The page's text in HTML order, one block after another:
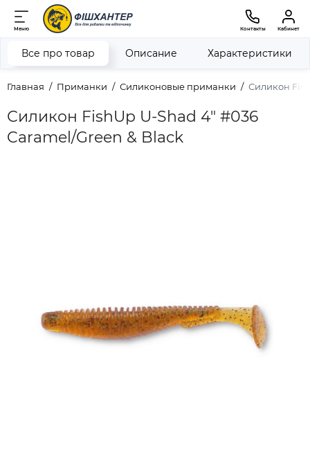
Меню Контакты Кабинет
Главная Приманки Силиконовые приманки Силикон
Силикон FishUp U-Shad 4" #036
Caramel/Green & Black
Все про товар Описание Характеристики